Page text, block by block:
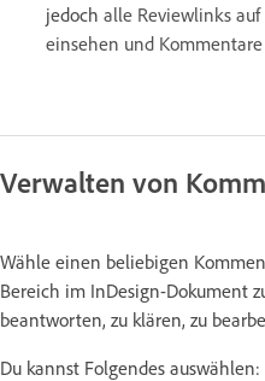
jedoch alle Reviewlinks auf
einsehen und Kommentare
Verwalten von
Wähle einen beliebigen
Bereich im InDesign-Dokument
beantworten, zu klären, zu
Du kannst Folgendes auswählen: